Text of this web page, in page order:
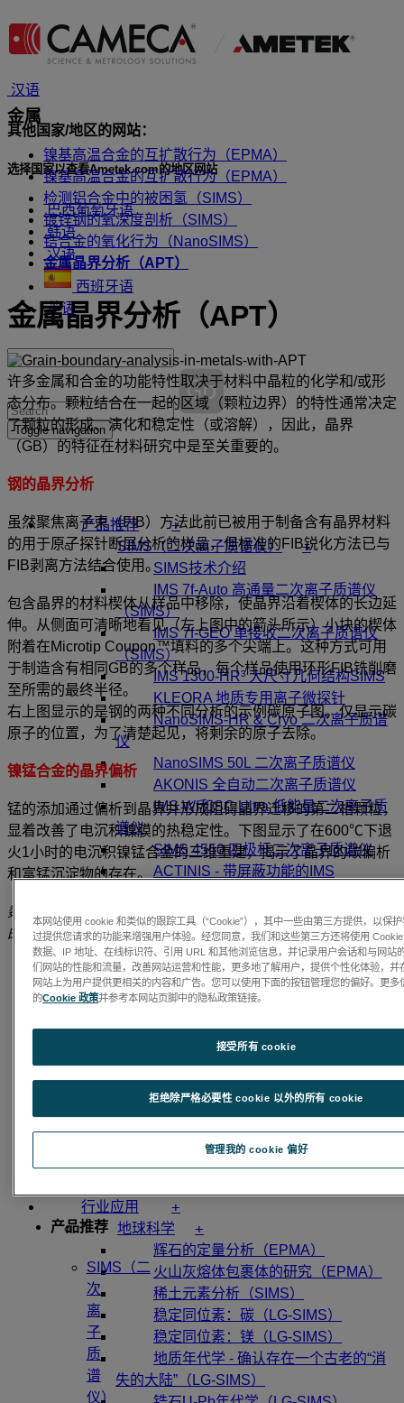
汉语
其他国家/地区的网站：
选择国家以查看Ametek.com的地区网站
巴西葡萄牙语
韩语
汉语
西班牙语
英语
Toggle navigation
产品推荐 +
SIMS（二次离子质谱仪） +
SIMS技术介绍
IMS 7f-Auto 高通量二次离子质谱仪
（SIMS）
IMS 7f-GEO 单接收二次离子质谱仪
（SIMS）
IMS 1300-HR³ 大尺寸几何结构SIMS
KLEORA 地质专用离子微探针
NanoSIMS-HR & Cryo 二次离子质谱
仪
NanoSIMS 50L 二次离子质谱仪
AKONIS 全自动二次离子质谱仪
IMS Wf和SC Ultra 低能量二次离子质
谱仪
SIMS 4550 四极杆二次离子质谱仪
ACTINIS - 带屏蔽功能的IMS
APT技术介绍
Invizo 6000 三维原子探针(APT)
LEAP 6000 XR™ 三维原子探针
(APT)
EIKOS-UV™ 三维原子探针(APT)
CAMECA ECR 技术（原 Polygon
TES-GO
TES-40
行业应用
+
地球科学 +
辉石的定量分析（EPMA）
火山灰熔体包裹体的研究（EPMA）
稀土元素分析（SIMS）
稳定同位素：碳（LG-SIMS）
稳定同位素：镁（LG-SIMS）
地质年代学 - 确认存在一个古老的“消
失的大陆”（LG-SIMS）
金属
镍基高温合金的互扩散行为（EPMA）
镍基高温合金的互扩散行为（EPMA）
检测铝合金中的被困氢（SIMS）
镀锌钢的氧深度剖析（SIMS）
锆合金的氧化行为（NanoSIMS）
金属晶界分析（APT）
金属晶界分析（APT）
许多金属和合金的功能特性取决于材料中晶粒的化学和/或形
态分布。颗粒结合在一起的区域（颗粒边界）的特性通常决定
了颗粒的形成、演化和稳定性（或溶解），因此，晶界
（GB）的特征在材料研究中是至关重要的。
钢的晶界分析
虽然聚焦离子束（FIB）方法此前已被用于制备含有晶界材料
的用于原子探针断层分析的样品，但标准的FIB锐化方法已与
FIB剥离方法结合使用。
包含晶界的材料楔体从样品中移除，使晶界沿着楔体的长边延
伸。从侧面可清晰地看见（左上图中的箭头所示）小块的楔体
附着在Microtip Coupon™填料的多个尖端上。这种方式可用
于制造含有相同GB的多个样品，每个样品使用环形FIB铣削磨
至所需的最终半径。
右上图显示的是钢的两种不同分析的示例碳原子图。仅显示碳
原子的位置，为了清楚起见，将剩余的原子去除。
镍锰合金的晶界偏析
锰的添加通过偏析到晶界并形成阻碍晶界迁移的第二相颗粒，
显着改善了电沉积镍膜的热稳定性。下图显示了在600℃下退
火1小时的电沉积镍锰合金的三维重建，揭示了晶界的碳偏析
和富锰沉淀物的存在。
数据由Emmanuelle Marquis博士提供，在桑迪亚国家实验室
的LEAP原子探针上获得。
产品推荐
SIMS（二
次
离
子
质
谱
仪）
本网站使用 cookie 和类似的跟踪工具（“Cookie”），其中一些由第三方提供，以保
过提供您请求的功能来增强用户体验。经您同意，我们和这些第三方还将使用
数据、IP 地址、在线标识符、引用 URL 和其他浏览信息，并记录用户会话和与网站
们网站的性能和流量，改善网站运营和性能，更多地了解用户，提供个性化体验，并
网站上为用户提供更相关的内容和广告。您可以使用下面的按钮管理您的偏好。更多
的Cookie 政策并参考本网站页脚中的隐私政策链接。
管理我的 cookie 偏好
拒绝除严格必要性 cookie 以外的所有 cookie
接受所有 cookie